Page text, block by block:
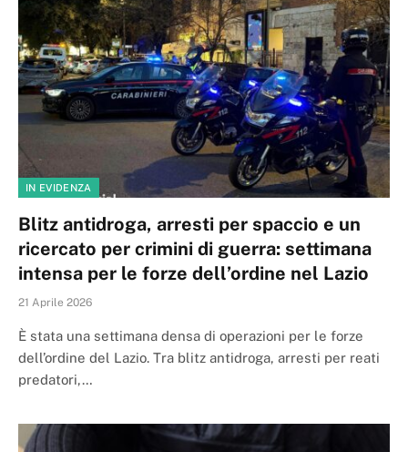
IN EVIDENZA
Blitz antidroga, arresti per spaccio e un
ricercato per crimini di guerra: settimana
intensa per le forze dell’ordine nel Lazio
21 Aprile 2026
È stata una settimana densa di operazioni per le forze
dell’ordine del Lazio. Tra blitz antidroga, arresti per reati
predatori,…